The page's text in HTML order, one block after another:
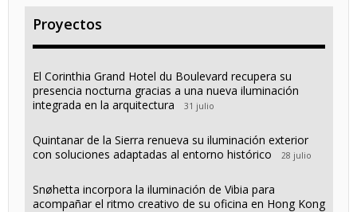
Proyectos
El Corinthia Grand Hotel du Boulevard recupera su
presencia nocturna gracias a una nueva iluminación
integrada en la arquitectura
31 julio
Quintanar de la Sierra renueva su iluminación exterior
con soluciones adaptadas al entorno histórico
28 julio
Snøhetta incorpora la iluminación de Vibia para
acompañar el ritmo creativo de su oficina en Hong Kong